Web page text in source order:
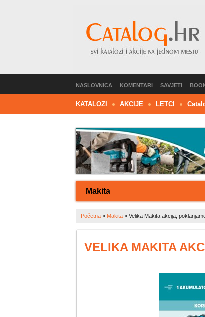
NASLOVNICA KOMENTARI SAVJETI
KATALOZI AKCIJE LETCI C
Makita
Početna» Makita» Velika Makita akcija,
VELIKA MAKITA